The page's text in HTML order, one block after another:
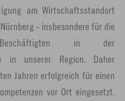
am Wirtschaftsstandort
- insbesondere für die
in der
in unserer Region. Daher
Jahren erfolgreich für einen
vor Ort eingesetzt.